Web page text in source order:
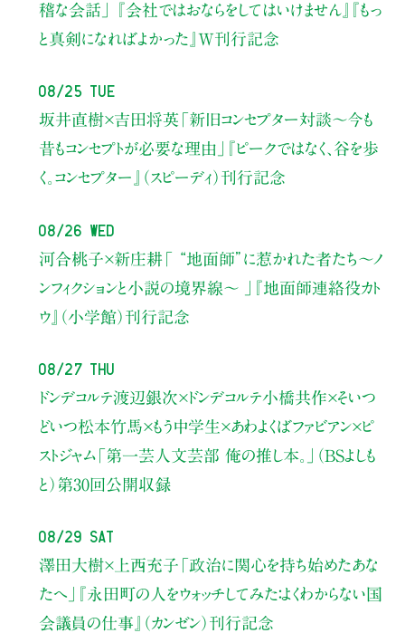
稽な会話」
『会社ではおならをしてはいけません』『もっ
と真剣になればよかった』W刊行記念
08/25 Tue
坂井直樹×吉田将英「新旧コンセプター対談～今も
昔もコンセプトが必要な理由」
『ピークではなく、谷を歩
く。コンセプター』（スピーディ）刊行記念
08/26 Wed
河合桃子×新庄耕「 “地面師”に惹かれた者たち〜ノ
ンフィクションと小説の境界線〜 」
『地面師連絡役カト
ウ』（小学館）刊行記念
08/27 Thu
ドンデコルテ渡辺銀次×ドンデコルテ小橋共作×そいつ
どいつ松本竹馬×もう中学生×あわよくばファビアン×ピ
ストジャム「第一芸人文芸部 俺の推し本。」（BSよしも
と） 第30回公開収録
08/29 Sat
澤田大樹×上西充子 「政治に関心を持ち始めたあな
たへ」
『永田町の人をウォッチしてみた：よくわからない国
会議員の仕事』（カンゼン）刊行記念